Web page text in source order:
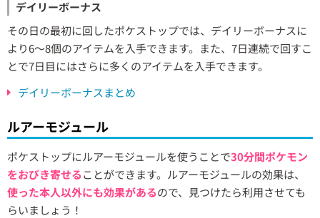
デイリーボーナス
その日の最初に回したポケストップでは、デイリーボーナスに
より6〜8個のアイテムを入手できます。また、7日連続で回すこ
とで7日目にはさらに多くのアイテムを入手できます。
デイリーボーナスまとめ
ルアーモジュール
ポケストップにルアーモジュールを使うことで30分間ポケモン
をおびき寄せることができます。ルアーモジュールの効果は、
使った本人以外にも効果があるので、見つけたら利用させても
らいましょう！